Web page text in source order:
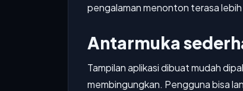
pengalaman menonton terasa lebih
Antarmuka
Tampilan aplikasi dibuat mudah
membingungkan. Pengguna bisa